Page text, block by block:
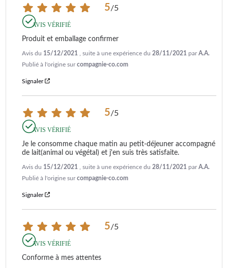
5/5
AVIS VÉRIFIÉ
Produit et emballage confirmer
Avis du 15/12/2021 , suite à une expérience du 28/11/2021 parA.A.
Publié à l'origine surcompagnie-co.com
Signaler
5/5
AVIS VÉRIFIÉ
Je le consomme chaque matin au petit-déjeuner accompagné
de lait(animal ou végétal) et j'en suis très satisfaite.
Avis du 15/12/2021 , suite à une expérience du 28/11/2021 parA.A.
Publié à l'origine surcompagnie-co.com
Signaler
5/5
AVIS VÉRIFIÉ
Conforme à mes attentes